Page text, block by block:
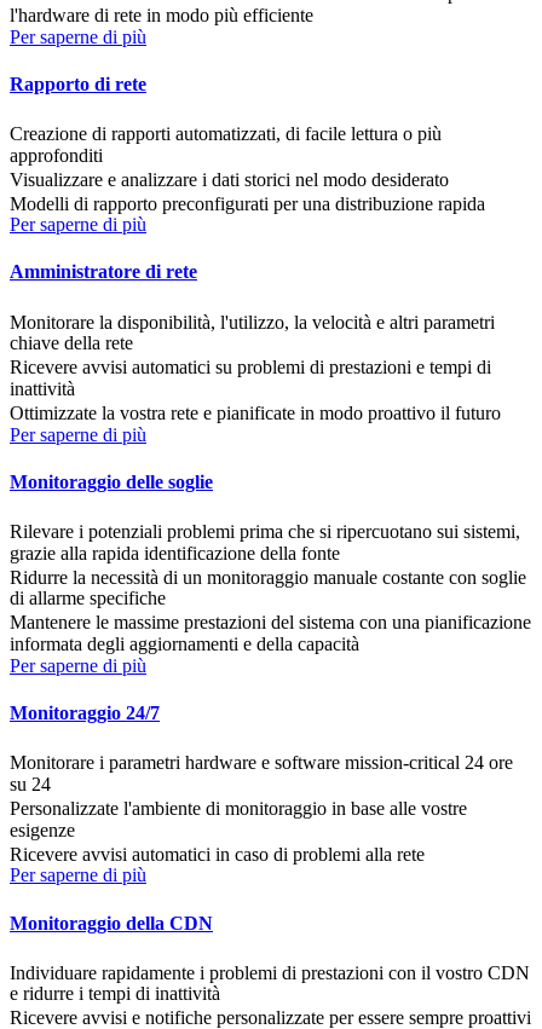
l'hardware di rete in modo più efficiente
Per saperne di più
Rapporto di rete
Creazione di rapporti automatizzati, di facile lettura o più
approfonditi
Visualizzare e analizzare i dati storici nel modo desiderato
Modelli di rapporto preconfigurati per una distribuzione rapida
Per saperne di più
Amministratore di rete
Monitorare la disponibilità, l'utilizzo, la velocità e altri parametri
chiave della rete
Ricevere avvisi automatici su problemi di prestazioni e tempi di
inattività
Ottimizzate la vostra rete e pianificate in modo proattivo il futuro
Per saperne di più
Monitoraggio delle soglie
Rilevare i potenziali problemi prima che si ripercuotano sui sistemi,
grazie alla rapida identificazione della fonte
Ridurre la necessità di un monitoraggio manuale costante con soglie
di allarme specifiche
Mantenere le massime prestazioni del sistema con una pianificazione
informata degli aggiornamenti e della capacità
Per saperne di più
Monitoraggio 24/7
Monitorare i parametri hardware e software mission-critical 24 ore
su 24
Personalizzate l'ambiente di monitoraggio in base alle vostre
esigenze
Ricevere avvisi automatici in caso di problemi alla rete
Per saperne di più
Monitoraggio della CDN
Individuare rapidamente i problemi di prestazioni con il vostro CDN
e ridurre i tempi di inattività
Ricevere avvisi e notifiche personalizzate per essere sempre proattivi